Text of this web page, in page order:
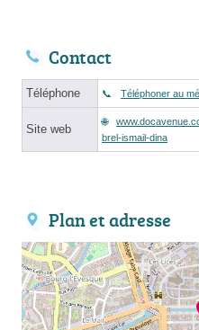
Contact
Téléphone Téléphoner au
Site web
brel-ismail-dina
Plan et adresse